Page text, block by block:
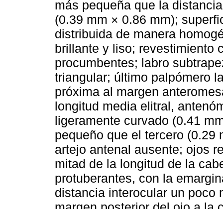
más pequeña que la
(0.39 mm × 0.86 mm);
distribuida de manera
brillante y liso; revestimiento
procumbentes; labro
triangular; último palpómero
próxima al margen
longitud media elitral,
ligeramente curvado (0.41
pequeño que el tercero (0.29
artejo antenal ausente; ojos
mitad de la longitud de la
protuberantes, con la
distancia interocular un poco